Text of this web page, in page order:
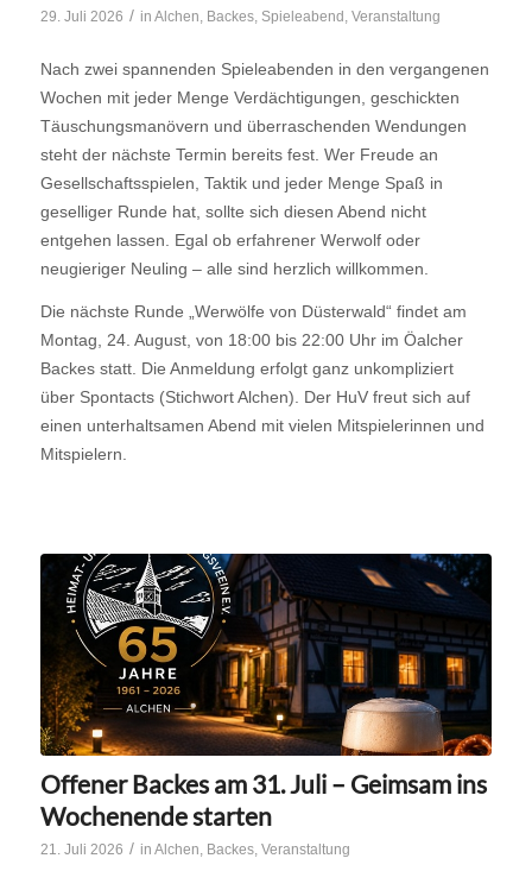
29. Juli 2026 / in Alchen, Backes, Spieleabend , Veranstaltung
Nach zwei spannenden Spieleabenden in den vergangenen
Wochen mit jeder Menge Verdächtigungen, geschickten
Täuschungsmanövern und überraschenden Wendungen
steht der nächste Termin bereits fest. Wer Freude an
Gesellschaftsspielen, Taktik und jeder Menge Spaß in
geselliger Runde hat, sollte sich diesen Abend nicht
entgehen lassen. Egal ob erfahrener Werwolf oder
neugieriger Neuling – alle sind herzlich willkommen.
Die nächste Runde „Werwölfe von Düsterwald“ findet am
Montag, 24. August, von 18:00 bis 22:00 Uhr im Öalcher
Backes statt. Die Anmeldung erfolgt ganz unkompliziert
über Spontacts (Stichwort Alchen). Der HuV freut sich auf
einen unterhaltsamen Abend mit vielen Mitspielerinnen und
Mitspielern.
Offener Backes am 31. Juli – Geimsam ins
Wochenende starten
21. Juli 2026 / in Alchen, Backes, Veranstaltung